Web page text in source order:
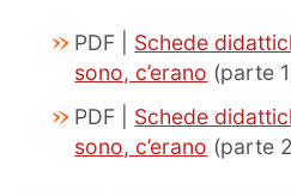
PDF | Schede
sono, c’erano (parte
PDF | Schede
sono, c’erano (parte